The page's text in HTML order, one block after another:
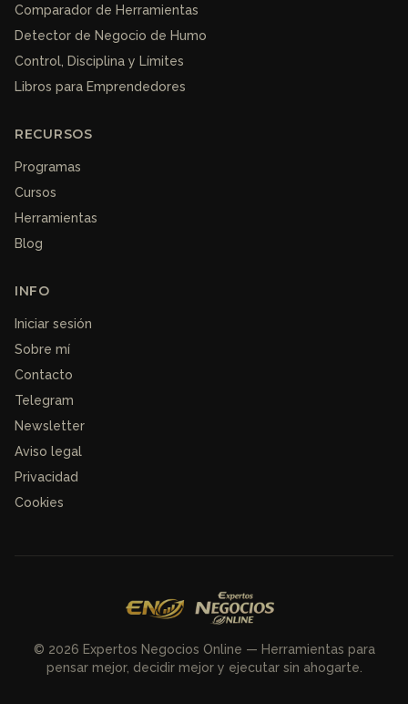
Comparador de Herramientas
Detector de Negocio de Humo
Control, Disciplina y Límites
Libros para Emprendedores
RECURSOS
Programas
Cursos
Herramientas
Blog
INFO
Iniciar sesión
Sobre mí
Contacto
Telegram
Newsletter
Aviso legal
Privacidad
Cookies
© 2026 Expertos Negocios Online — Herramientas para
pensar mejor, decidir mejor y ejecutar sin ahogarte.